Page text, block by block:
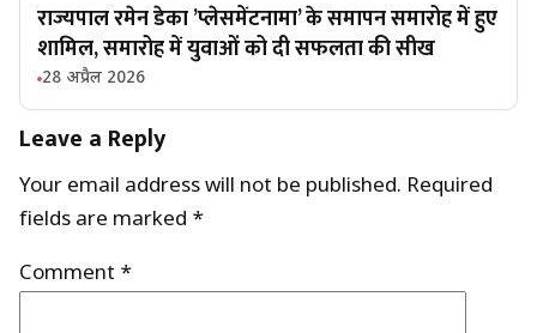
राज्यपाल रमेन डेका ’प्लेसमेंटनामा’ के समापन समारोह में हुए
शामिल, समारोह में युवाओं को दी सफलता की सीख
28 अप्रैल 2026
Leave a Reply
Your email address will not be published. Required
fields are marked *
Comment *